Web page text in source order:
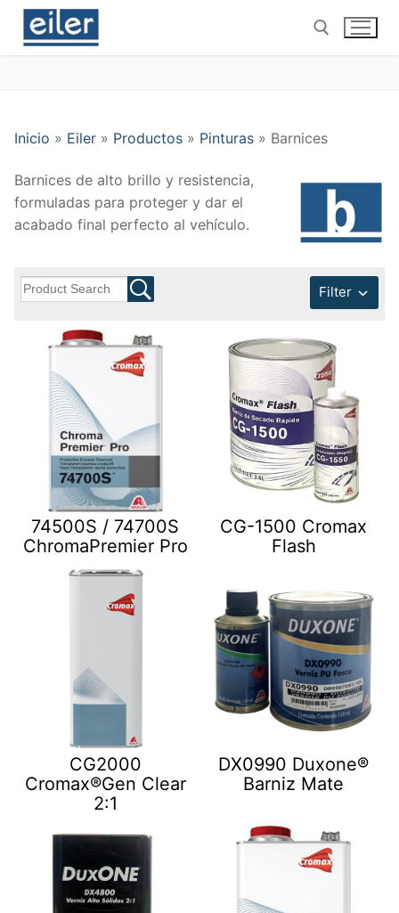
Inicio » Eiler » Productos » Pinturas » Barnices
Barnices de alto brillo y resistencia,
formuladas para proteger y dar el
acabado final perfecto al vehículo.
Filter
74500S / 74700S
ChromaPremier Pro
CG-1500 Cromax
Flash
CG2000
Cromax®Gen Clear
2:1
DX0990 Duxone®
Barniz Mate